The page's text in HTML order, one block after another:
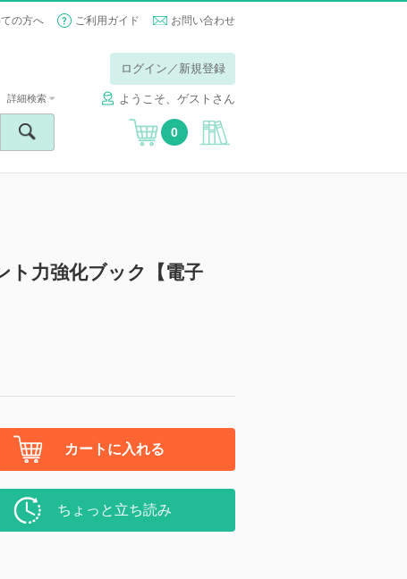
の方へ ご利用ガイド お問い合わせ
ログイン／新規登録
ようこそ、ゲストさん
詳細検索
0
力強化ブック【電子
カートに入れる
ちょっと立ち読み